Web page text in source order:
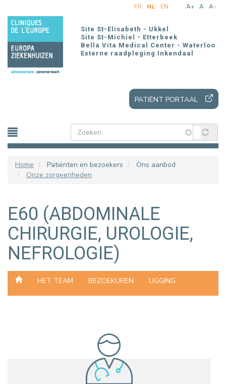
en
naar
inhoud
gaan
A+ A A-
FR NL EN
Site St-Elisabeth - Ukkel
Site St-Michiel - Etterbeek
Bella Vita Medical Center - Waterloo
Externe raadpleging Inkendaal
PATIËNT PORTAAL
Home Patiënten en bezoekers
Ons aanbod
Onze zorgeenheden
E60 (ABDOMINALE
CHIRURGIE, UROLOGIE,
NEFROLOGIE)
HET TEAM BEZOEKUREN LIGGING